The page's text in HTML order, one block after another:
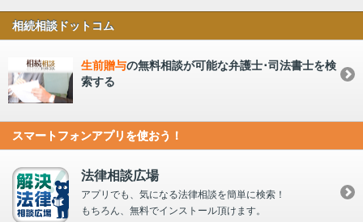
相続相談ドットコム
生前贈与の無料相談が可能な弁護士･司法書士を検
索する
スマートフォンアプリを使おう！
法律相談広場
アプリでも、気になる法律相談を簡単に検索！
もちろん、無料でインストール頂けます。